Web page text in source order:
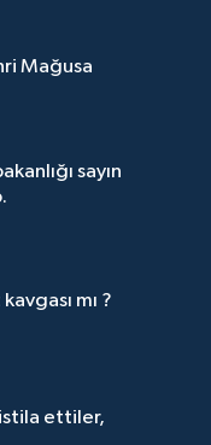
Mağusa
sayın
mı ?
istila ettiler,